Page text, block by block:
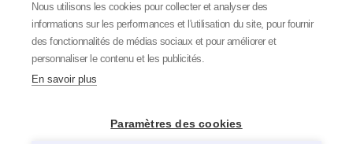
Nous utilisons les cookies pour collecter et analyser des
informations sur les performances et l'utilisation du site, pour fournir
des fonctionnalités de médias sociaux et pour améliorer et
personnaliser le contenu et les publicités.
En savoir plus
Paramètres des cookies